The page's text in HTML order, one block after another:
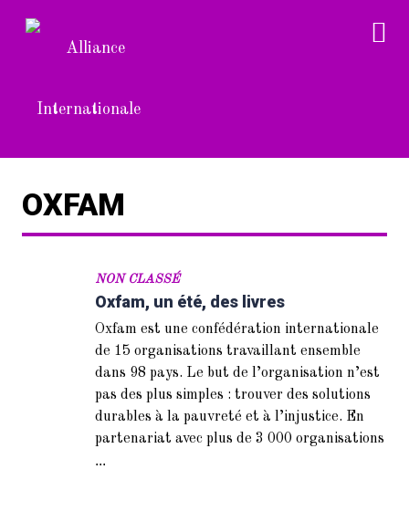
OXFAM
NON CLASSÉ
Oxfam, un été, des livres
Oxfam est une confédération internationale
de 15 organisations travaillant ensemble
dans 98 pays. Le but de l’organisation n’est
pas des plus simples : trouver des solutions
durables à la pauvreté et à l’injustice. En
partenariat avec plus de 3 000 organisations
...